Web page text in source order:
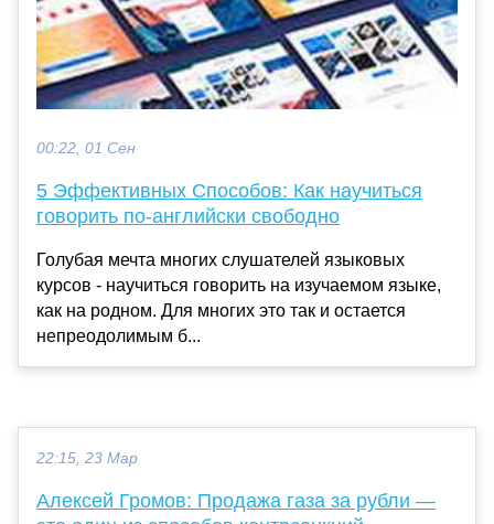
00:22, 01 Сен
5 Эффективных Способов: Как научиться
говорить по-английски свободно
Голубая мечта многих слушателей языковых
курсов - научиться говорить на изучаемом языке,
как на родном. Для многих это так и остается
непреодолимым б...
22:15, 23 Мар
Алексей Громов: Продажа газа за рубли —